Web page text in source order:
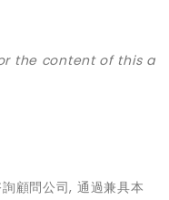
the content of this a
顧問公司, 通過兼具本